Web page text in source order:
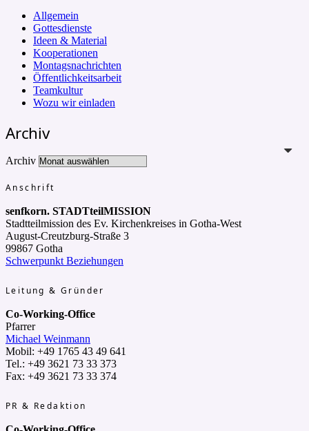
Allgemein
Gottesdienste
Ideen & Material
Kooperationen
Montagsnachrichten
Öffentlichkeitsarbeit
Teamkultur
Wozu wir einladen
Archiv
Archiv
Anschrift
senfkorn. STADTteilMISSION
Stadtteilmission des Ev. Kirchenkreises in Gotha-West
August-Creutzburg-Straße 3
99867 Gotha
Schwerpunkt Beziehungen
Leitung & Gründer
Co-Working-Office
Pfarrer
Michael Weinmann
Mobil: +49 1765 43 49 641
Tel.: +49 3621 73 33 373
Fax: +49 3621 73 33 374
PR & Redaktion